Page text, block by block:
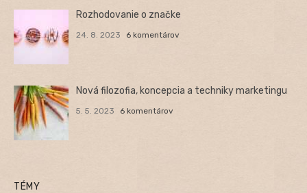
Rozhodovanie o značke
24. 8. 2023 6 komentárov
Nová filozofia, koncepcia a techniky marketingu
5. 5. 2023 6 komentárov
TÉMY